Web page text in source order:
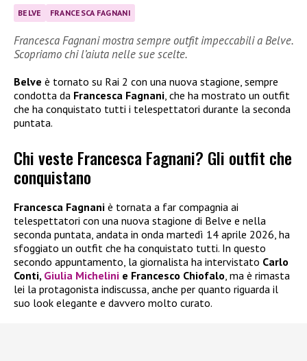
BELVE FRANCESCA FAGNANI
Francesca Fagnani mostra sempre outfit impeccabili a Belve.
Scopriamo chi l’aiuta nelle sue scelte.
Belve è tornato su Rai 2 con una nuova stagione, sempre
condotta da Francesca Fagnani, che ha mostrato un outfit
che ha conquistato tutti i telespettatori durante la seconda
puntata.
Chi veste Francesca Fagnani? Gli outfit che
conquistano
Francesca Fagnani è tornata a far compagnia ai
telespettatori con una nuova stagione di Belve e nella
seconda puntata, andata in onda martedì 14 aprile 2026, ha
sfoggiato un outfit che ha conquistato tutti. In questo
secondo appuntamento, la giornalista ha intervistato Carlo
Conti, Giulia Michelini e Francesco Chiofalo , ma è rimasta
lei la protagonista indiscussa, anche per quanto riguarda il
suo look elegante e davvero molto curato.